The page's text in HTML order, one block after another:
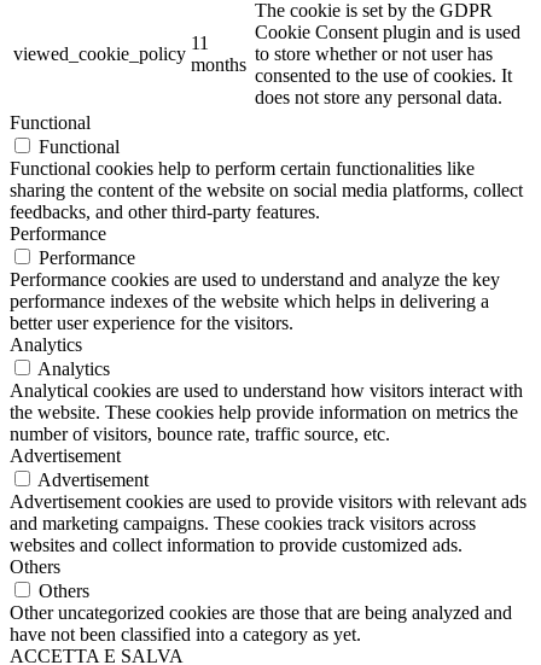
viewed_cookie_policy
11
months
The cookie is set by the GDPR
Cookie Consent plugin and is used
to store whether or not user has
consented to the use of cookies. It
does not store any personal data.
Functional
Functional
Functional cookies help to perform certain functionalities like
sharing the content of the website on social media platforms, collect
feedbacks, and other third-party features.
Performance
Performance
Performance cookies are used to understand and analyze the key
performance indexes of the website which helps in delivering a
better user experience for the visitors.
Analytics
Analytics
Analytical cookies are used to understand how visitors interact with
the website. These cookies help provide information on metrics the
number of visitors, bounce rate, traffic source, etc.
Advertisement
Advertisement
Advertisement cookies are used to provide visitors with relevant ads
and marketing campaigns. These cookies track visitors across
websites and collect information to provide customized ads.
Others
Others
Other uncategorized cookies are those that are being analyzed and
have not been classified into a category as yet.
ACCETTA E SALVA